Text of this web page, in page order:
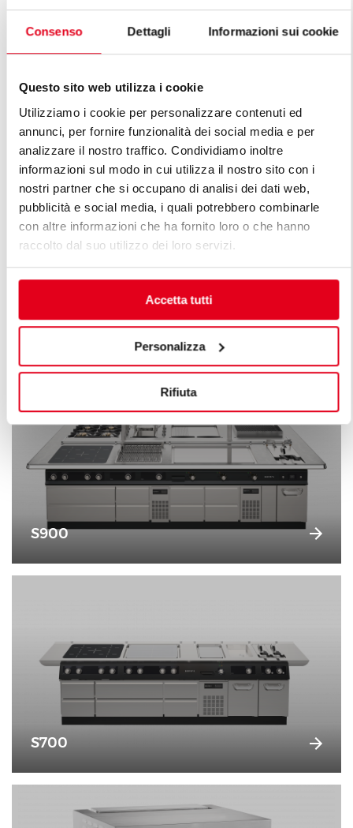
Consenso Dettagli Informazioni sui cookie
Questo sito web utilizza i cookie
Utilizziamo i cookie per personalizzare contenuti ed
annunci, per fornire funzionalità dei social media e per
analizzare il nostro traffico. Condividiamo inoltre
informazioni sul modo in cui utilizza il nostro sito con i
nostri partner che si occupano di analisi dei dati web,
pubblicità e social media, i quali potrebbero combinarle
con altre informazioni che ha fornito loro o che hanno
raccolto dal suo utilizzo dei loro servizi.
Accetta tutti
Personalizza
Rifiuta
ЭЛЕКТРИЧЕСКИЙ МАРМИТ 1/1 GN + 1/3
ОТКРОЙ ДЛЯ СЕБЯ ВСЕ ЛИНЕЙКИ
ИЗДЕЛИЙ ЛИНИЯ ПРЕМИУМ
Линии премиум являются ответом на разные
потребности профессионалов. Модульная кухонная
плита премиум спроектирована с мыслью о
специфических потребностях клиента, сохраняя при
энергоэфективности, безопасности и технологии, в
сочетании с красивой эстетикой.
S900
S700